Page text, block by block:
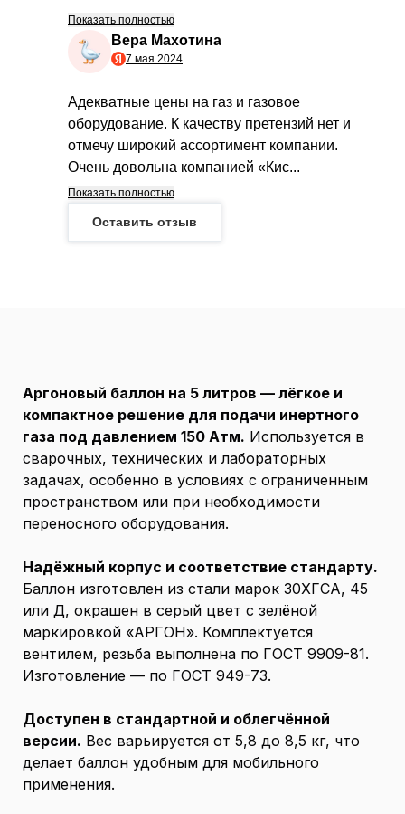
Аргоновый баллон на 5 литров — лёгкое и
компактное решение для подачи инертного
газа под давлением 150 Атм. Используется в
сварочных, технических и лабораторных
задачах, особенно в условиях с ограниченным
пространством или при необходимости
переносного оборудования.
Надёжный корпус и соответствие стандарту.
Баллон изготовлен из стали марок 30ХГСА, 45
или Д, окрашен в серый цвет с зелёной
маркировкой «АРГОН». Комплектуется
вентилем, резьба выполнена по ГОСТ 9909-81.
Изготовление — по ГОСТ 949-73.
Доступен в стандартной и облегчённой
версии. Вес варьируется от 5,8 до 8,5 кг, что
делает баллон удобным для мобильного
применения.